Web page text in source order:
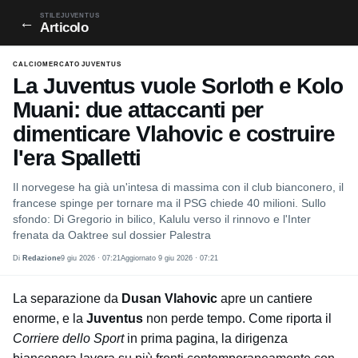
← STILEJUVENTUS
Articolo
CALCIOMERCATO JUVENTUS
La Juventus vuole Sorloth e Kolo
Muani: due attaccanti per
dimenticare Vlahovic e costruire
l'era Spalletti
Il norvegese ha già un'intesa di massima con il club bianconero, il
francese spinge per tornare ma il PSG chiede 40 milioni. Sullo
sfondo: Di Gregorio in bilico, Kalulu verso il rinnovo e l'Inter
frenata da Oaktree sul dossier Palestra
Di Redazione9 giu 2026 · 07:21Aggiornato 9 giu 2026 · 07:21
La separazione da Dusan Vlahovic apre un cantiere
enorme, e la Juventus non perde tempo. Come riporta il
Corriere dello Sportin prima pagina, la dirigenza